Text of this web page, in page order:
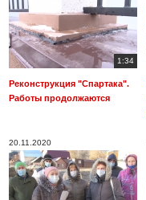
1:34
Реконструкция "Спартака".
Работы продолжаются
20.11.2020